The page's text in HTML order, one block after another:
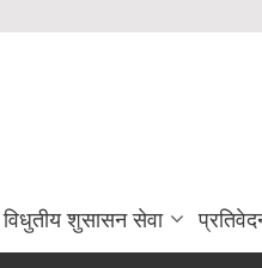
विधुतीय शुसासन सेवा